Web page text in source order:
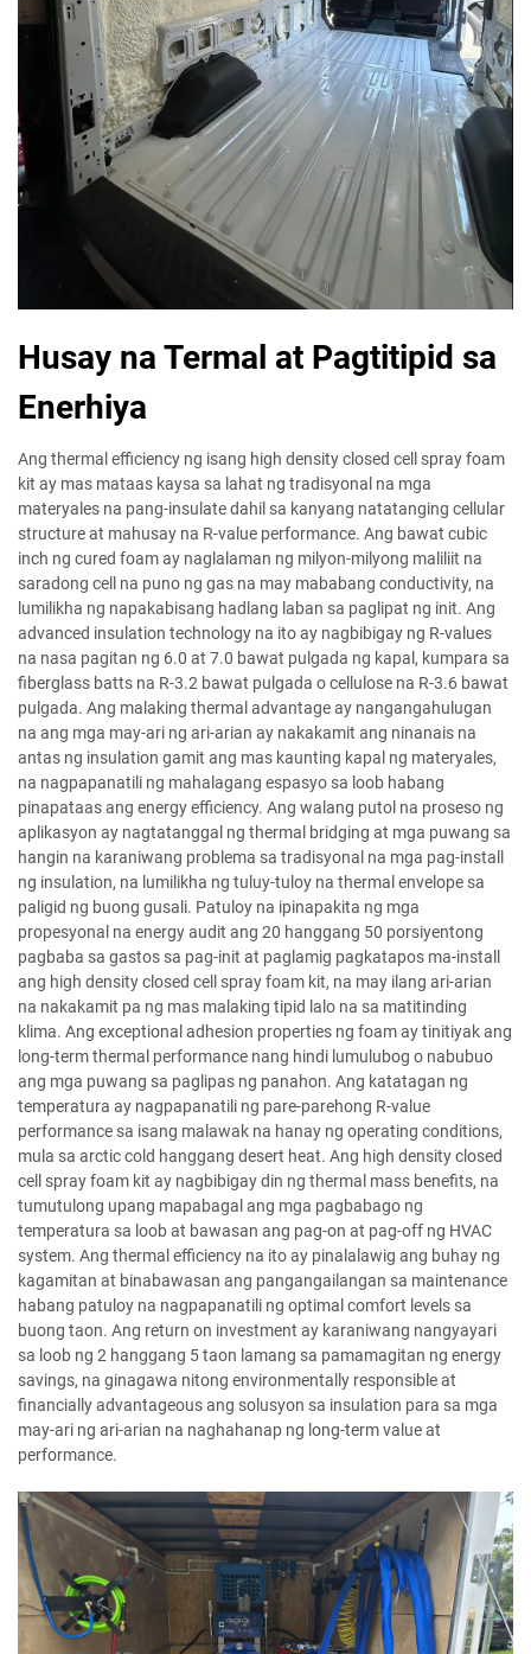
Husay na Termal at Pagtitipid sa
Enerhiya
Ang thermal efficiency ng isang high density closed cell spray foam
kit ay mas mataas kaysa sa lahat ng tradisyonal na mga
materyales na pang-insulate dahil sa kanyang natatanging cellular
structure at mahusay na R-value performance. Ang bawat cubic
inch ng cured foam ay naglalaman ng milyon-milyong maliliit na
saradong cell na puno ng gas na may mababang conductivity, na
lumilikha ng napakabisang hadlang laban sa paglipat ng init. Ang
advanced insulation technology na ito ay nagbibigay ng R-values
na nasa pagitan ng 6.0 at 7.0 bawat pulgada ng kapal, kumpara sa
fiberglass batts na R-3.2 bawat pulgada o cellulose na R-3.6 bawat
pulgada. Ang malaking thermal advantage ay nangangahulugan
na ang mga may-ari ng ari-arian ay nakakamit ang ninanais na
antas ng insulation gamit ang mas kaunting kapal ng materyales,
na nagpapanatili ng mahalagang espasyo sa loob habang
pinapataas ang energy efficiency. Ang walang putol na proseso ng
aplikasyon ay nagtatanggal ng thermal bridging at mga puwang sa
hangin na karaniwang problema sa tradisyonal na mga pag-install
ng insulation, na lumilikha ng tuluy-tuloy na thermal envelope sa
paligid ng buong gusali. Patuloy na ipinapakita ng mga
propesyonal na energy audit ang 20 hanggang 50 porsiyentong
pagbaba sa gastos sa pag-init at paglamig pagkatapos ma-install
ang high density closed cell spray foam kit, na may ilang ari-arian
na nakakamit pa ng mas malaking tipid lalo na sa matitinding
klima. Ang exceptional adhesion properties ng foam ay tinitiyak ang
long-term thermal performance nang hindi lumulubog o nabubuo
ang mga puwang sa paglipas ng panahon. Ang katatagan ng
temperatura ay nagpapanatili ng pare-parehong R-value
performance sa isang malawak na hanay ng operating conditions,
mula sa arctic cold hanggang desert heat. Ang high density closed
cell spray foam kit ay nagbibigay din ng thermal mass benefits, na
tumutulong upang mapabagal ang mga pagbabago ng
temperatura sa loob at bawasan ang pag-on at pag-off ng HVAC
system. Ang thermal efficiency na ito ay pinalalawig ang buhay ng
kagamitan at binabawasan ang pangangailangan sa maintenance
habang patuloy na nagpapanatili ng optimal comfort levels sa
buong taon. Ang return on investment ay karaniwang nangyayari
sa loob ng 2 hanggang 5 taon lamang sa pamamagitan ng energy
savings, na ginagawa nitong environmentally responsible at
financially advantageous ang solusyon sa insulation para sa mga
may-ari ng ari-arian na naghahanap ng long-term value at
performance.